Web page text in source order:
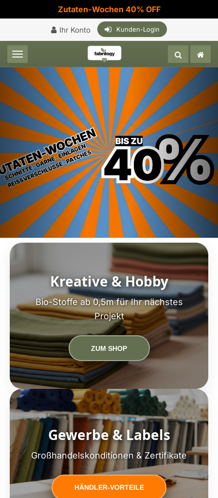
Zutaten-Wochen 40% OFF
Ihr Konto Kunden-Login
Toggle navigation
Kreative & Hobby
Bio-Stoffe ab 0,5m für Ihr nächstes
Projekt
ZUM SHOP
Gewerbe & Labels
Großhandelskonditionen & Zertifikate
HÄNDLER-VORTEILE